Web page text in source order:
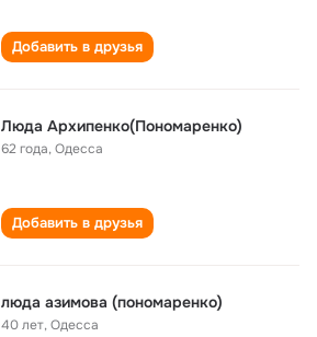
Добавить в друзья
Люда Архипенко(Пономаренко)
62 года,Одесса
Добавить в друзья
люда азимова (пономаренко)
40 лет,Одесса